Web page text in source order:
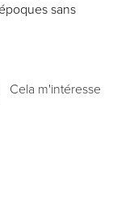
sans
Cela m'intéresse